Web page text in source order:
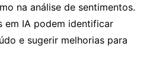
na análise de sentimentos.
em IA podem identificar
e sugerir melhorias para